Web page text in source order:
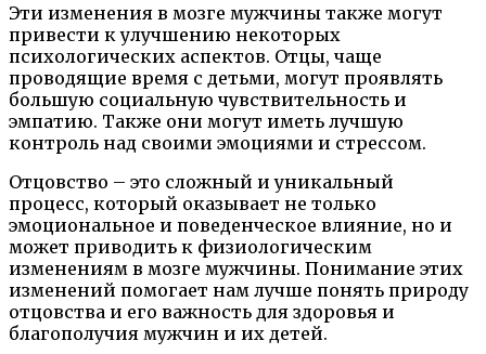
Эти изменения в мозге мужчины также могут
привести к улучшению некоторых
психологических аспектов. Отцы, чаще
проводящие время с детьми, могут проявлять
большую социальную чувствительность и
эмпатию. Также они могут иметь лучшую
контроль над своими эмоциями и стрессом.
Отцовство – это сложный и уникальный
процесс, который оказывает не только
эмоциональное и поведенческое влияние, но и
может приводить к физиологическим
изменениям в мозге мужчины. Понимание этих
изменений помогает нам лучше понять природу
отцовства и его важность для здоровья и
благополучия мужчин и их детей.